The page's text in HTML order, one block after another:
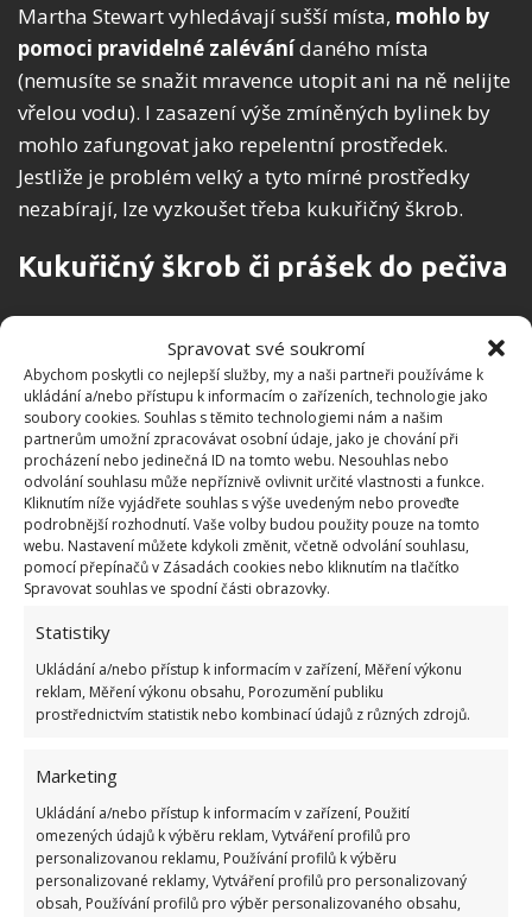
Spravovat své soukromí
Abychom poskytli co nejlepší služby, my a naši partneři používáme k
ukládání a/nebo přístupu k informacím o zařízeních, technologie jako
soubory cookies. Souhlas s těmito technologiemi nám a našim
partnerům umožní zpracovávat osobní údaje, jako je chování při
procházení nebo jedinečná ID na tomto webu. Nesouhlas nebo
odvolání souhlasu může nepříznivě ovlivnit určité vlastnosti a funkce.
Kliknutím níže vyjádřete souhlas s výše uvedeným nebo proveďte
podrobnější rozhodnutí. Vaše volby budou použity pouze na tomto
webu. Nastavení můžete kdykoli změnit, včetně odvolání souhlasu,
pomocí přepínačů v Zásadách cookies nebo kliknutím na tlačítko
Spravovat souhlas ve spodní části obrazovky.
Statistiky
Ukládání a/nebo přístup k informacím v zařízení, Měření výkonu
reklam, Měření výkonu obsahu, Porozumění publiku
prostřednictvím statistik nebo kombinací údajů z různých zdrojů.
Marketing
Ukládání a/nebo přístup k informacím v zařízení, Použití
omezených údajů k výběru reklam, Vytváření profilů pro
personalizovanou reklamu, Používání profilů k výběru
personalizované reklamy, Vytváření profilů pro personalizovaný
obsah, Používání profilů pro výběr personalizovaného obsahu,
Martha Stewart vyhledávají sušší místa, mohlo by
pomoci pravidelné zalévánídaného místa
(nemusíte se snažit mravence utopit ani na ně nelijte
vřelou vodu). I zasazení výše zmíněných bylinek by
mohlo zafungovat jako repelentní prostředek.
Jestliže je problém velký a tyto mírné prostředky
nezabírají, lze vyzkoušet třeba kukuřičný škrob.
Kukuřičný škrob či prášek do pečiva
Smíchejte je s uvařeným žloutkem a nastražte na
místa, kudy mravenci putují. Anebo přímo do
nalezeného mraveniště.Mravenci si tuto krmi
nanosí do hnízda, ale její konzumaci zpravidla
nepřežijí. Tato metoda už je ale méně humánní. A co
slimáci? Na BydlímeÚtulně jsme rovněž psali o tom,
jak se na zahradězbavit slimáků– zkuste kávu či
piliny.
Zdroje: GardenersWorld MarthaStewart